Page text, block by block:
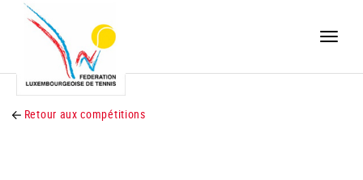
Toggle
Retour aux compétitions